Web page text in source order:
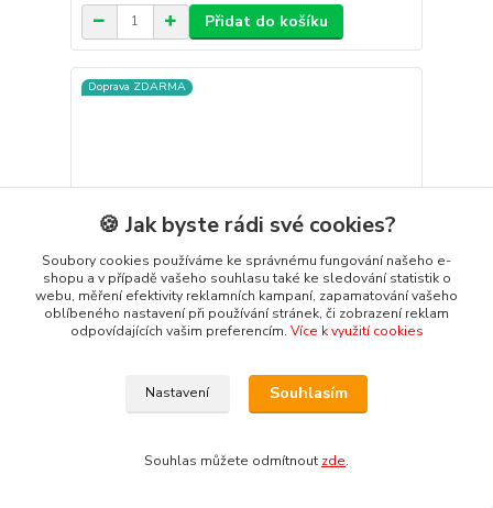
Přidat do košíku
Doprava ZDARMA
Magnaflow výfuk #16993 Ford F-150 Raptor 5.4L
Magnaflow výfuk 16993 Ford F-150 Raptor 5.4L V8
🍪 Jak byste rádi své cookies?
Soubory cookies používáme ke správnému fungování našeho e-
shopu a v případě vašeho souhlasu také ke sledování statistik o
webu, měření efektivity reklamních kampaní, zapamatování vašeho
oblíbeného nastavení při používání stránek, či zobrazení reklam
odpovídajících vašim preferencím. Více k využití cookies
Nastavení Souhlasím
Souhlas můžete odmítnout zde.